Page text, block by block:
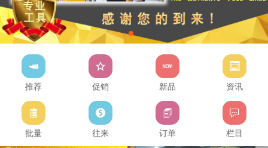
推荐 促销 新品 资讯
批量 往来 订单 栏目